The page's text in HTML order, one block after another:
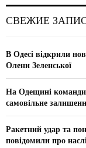
г
ц
и
я
п
о
h
o
r
СВЕЖИЕ
В Одесі відкрили
Олени Зеленської
На Одещині
самовільне
Ракетний удар та
повідомили про